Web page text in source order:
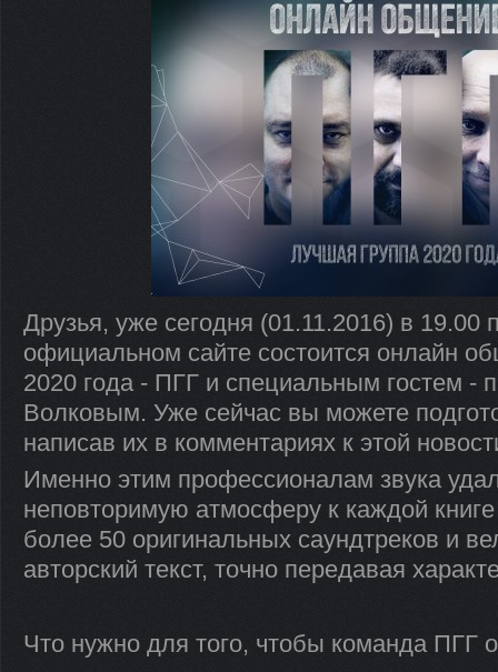
Друзья, уже сегодня (01.11.2016) в 19.00
официальном сайте состоится онлайн
2020 года - ПГГ и специальным гостем -
Волковым. Уже сейчас вы можете
написав их в комментариях к этой
Именно этим профессионалам звука
неповторимую атмосферу к каждой
более 50 оригинальных саундтреков и
авторский текст, точно передавая
Что нужно для того, чтобы команда ПГГ